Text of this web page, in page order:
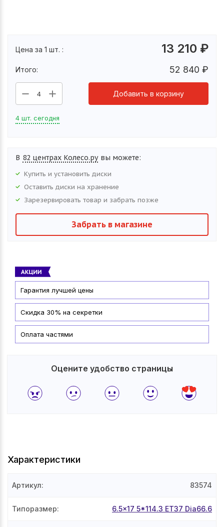
Цена за 1 шт. : 13 210 ₽
Итого: 52 840 ₽
4 Добавить в корзину
4 шт. сегодня
В 82 центрах Колесо.ру вы можете:
Купить и установить диски
Оставить диски на хранение
Зарезервировать товар и забрать позже
Забрать в магазине
Гарантия лучшей цены
Скидка 30% на секретки
Оплата частями
Оцените удобство страницы
Характеристики
Артикул: 83574
Типоразмер: 6.5x17 5*114.3 ET37 Dia66.6